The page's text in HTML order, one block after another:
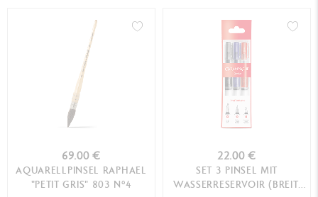
69.00 €
AQUARELLPINSEL RAPHAEL
"PETIT GRIS" 803 N°4
22.00 €
SET 3 PINSEL MIT
WASSERRESERVOIR (BREIT,